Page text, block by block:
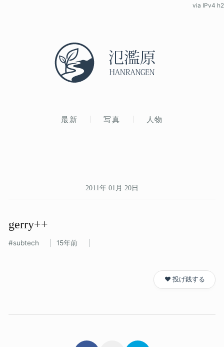
最新 写真 人物
via IPv4 h2
2011年 01月 20日
gerry++
subtech 15年前
❤️ 投げ銭する